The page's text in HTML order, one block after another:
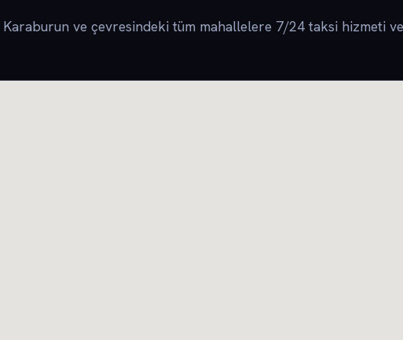
Karaburun ve çevresindeki tüm mahallelere 7/24 taksi hizmeti